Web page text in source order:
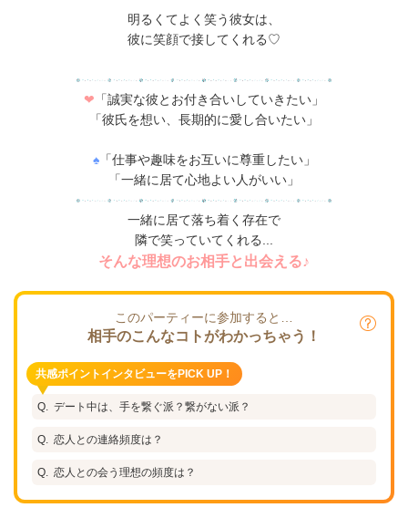
明るくてよく笑う彼女は、
彼に笑顔で接してくれる♡
❤ 「誠実な彼とお付き合いしていきたい」
「彼氏を想い、長期的に愛し合いたい」
♠「仕事や趣味をお互いに尊重したい」
「一緒に居て心地よい人がいい」
一緒に居て落ち着く存在で
隣で笑っていてくれる...
そんな理想のお相手と出会える♪
このパーティーに参加すると…
相手のこんなコトがわかっちゃう！
共感ポイントインタビューをPICK UP！
デート中は、手を繋ぐ派？繋がない派？
恋人との連絡頻度は？
恋人との会う理想の頻度は？